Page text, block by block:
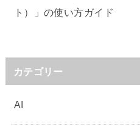
ト）」の使い方ガイド
カテゴリー
AI